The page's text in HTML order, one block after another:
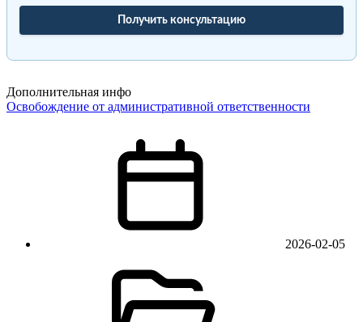
Получить консультацию
Дополнительная инфо
Освобождение от административной ответственности
2026-02-05